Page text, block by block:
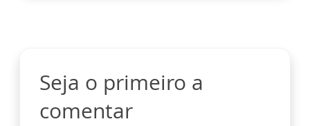
Seja o primeiro a
comentar